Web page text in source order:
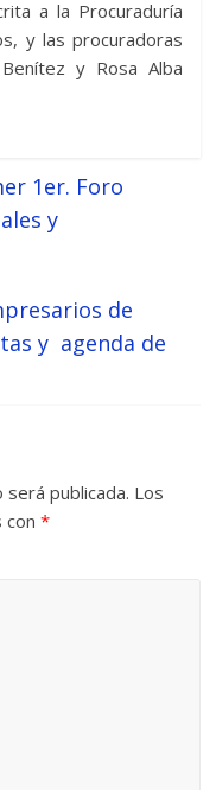
a la Procuraduría
y las procuradoras
y Rosa Alba
1er. Foro
y
de
y agenda de
publicada. Los
con*